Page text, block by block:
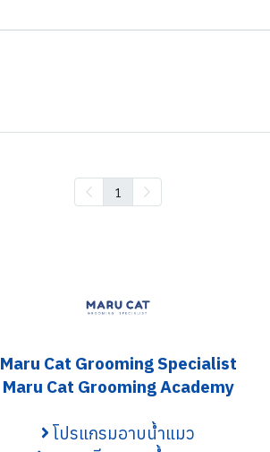
1
Maru Cat Grooming Specialist
Maru Cat Grooming Academy
โปรแกรมอาบน้ำแมว